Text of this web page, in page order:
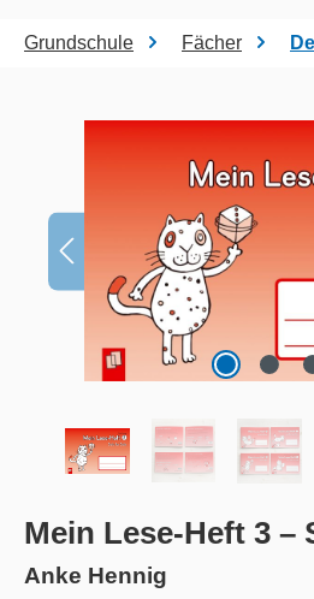
Grundschule Fächer
Mein Lese-Heft 3 –
Anke Hennig